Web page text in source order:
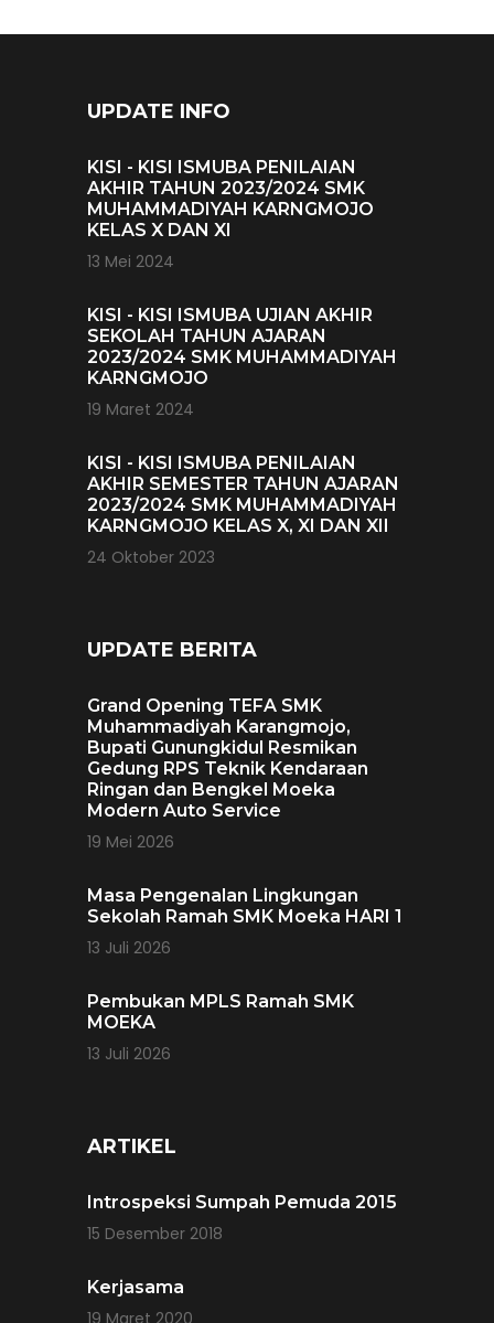
UPDATE INFO
KISI - KISI ISMUBA PENILAIAN
AKHIR TAHUN 2023/2024 SMK
MUHAMMADIYAH KARNGMOJO
KELAS X DAN XI
13 Mei 2024
KISI - KISI ISMUBA UJIAN AKHIR
SEKOLAH TAHUN AJARAN
2023/2024 SMK MUHAMMADIYAH
KARNGMOJO
19 Maret 2024
KISI - KISI ISMUBA PENILAIAN
AKHIR SEMESTER TAHUN AJARAN
2023/2024 SMK MUHAMMADIYAH
KARNGMOJO KELAS X, XI DAN XII
24 Oktober 2023
UPDATE BERITA
Grand Opening TEFA SMK
Muhammadiyah Karangmojo,
Bupati Gunungkidul Resmikan
Gedung RPS Teknik Kendaraan
Ringan dan Bengkel Moeka
Modern Auto Service
19 Mei 2026
Masa Pengenalan Lingkungan
Sekolah Ramah SMK Moeka HARI 1
13 Juli 2026
Pembukan MPLS Ramah SMK
MOEKA
13 Juli 2026
ARTIKEL
Introspeksi Sumpah Pemuda 2015
15 Desember 2018
Kerjasama